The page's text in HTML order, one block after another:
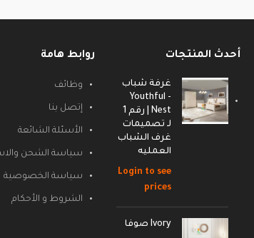
أحدث المنتجات
غرفة شباب
- Youthful
Nest | رقم 1
لـ تصميمات
غرف الشباب
العمليه
Login to see
prices
Ivory صوفا
روابط هامة
وظائف
إتصل بنا
الأسئلة الشائعة
سياسة الشحن
سياسة الخصوصية
الشروط و الأحكام